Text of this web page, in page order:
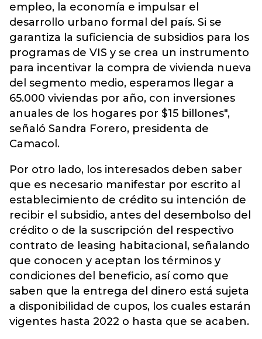
empleo, la economía e impulsar el
desarrollo urbano formal del país. Si se
garantiza la suficiencia de subsidios para los
programas de VIS y se crea un instrumento
para incentivar la compra de vivienda nueva
del segmento medio, esperamos llegar a
65.000 viviendas por año, con inversiones
anuales de los hogares por $15 billones",
señaló Sandra Forero, presidenta de
Camacol.
Por otro lado, los interesados deben saber
que es necesario manifestar por escrito al
establecimiento de crédito su intención de
recibir el subsidio, antes del desembolso del
crédito o de la suscripción del respectivo
contrato de leasing habitacional, señalando
que conocen y aceptan los términos y
condiciones del beneficio, así como que
saben que la entrega del dinero está sujeta
a disponibilidad de cupos, los cuales estarán
vigentes hasta 2022 o hasta que se acaben.